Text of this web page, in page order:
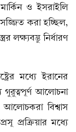
ও ইসরাইলি
সজ্জিত করা হচ্ছিল,
লক্ষ্যবস্তু নির্ধারণ
মধ্যে ইরানের
গুরুত্বপূর্ণ আলোচনা
আলোচকরা বিশ্বাস
প্রক্রিয়ার মধ্যে